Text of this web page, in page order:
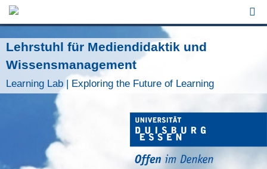
Jump to Navigation
Lehrstuhl für Mediendidaktik und
Wissensmanagement
Learning Lab | Exploring the Future of Learning